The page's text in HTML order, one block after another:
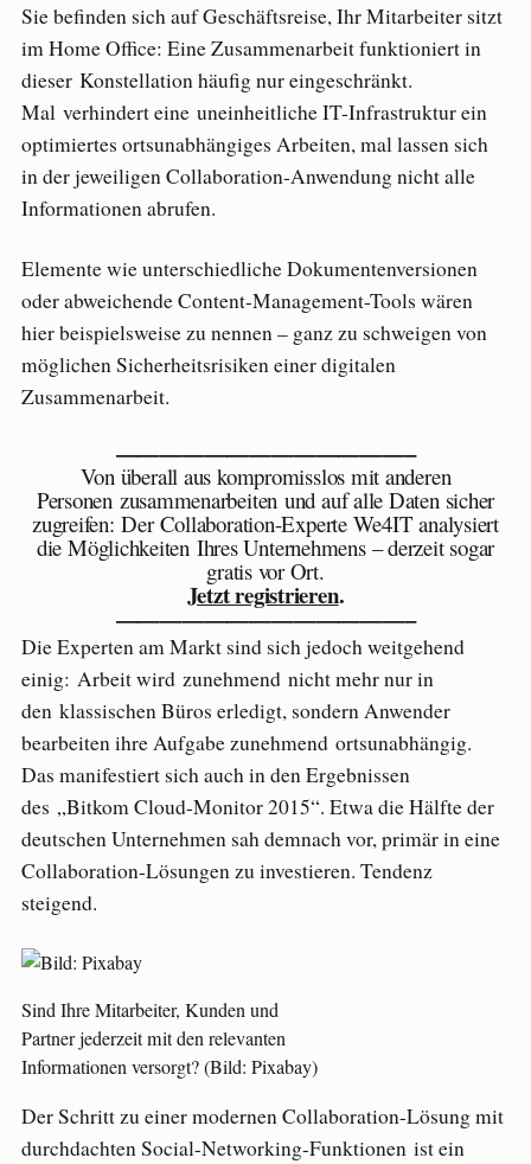
Sie befinden sich auf Geschäftsreise, Ihr Mitarbeiter sitzt
im Home Office: Eine Zusammenarbeit funktioniert in
dieser Konstellation häufig nur eingeschränkt.
Mal verhindert eine uneinheitliche IT-Infrastruktur ein
optimiertes ortsunabhängiges Arbeiten, mal lassen sich
in der jeweiligen Collaboration-Anwendung nicht alle
Informationen abrufen.
Elemente wie unterschiedliche Dokumentenversionen
oder abweichende Content-Management-Tools wären
hier beispielsweise zu nennen – ganz zu schweigen von
möglichen Sicherheitsrisiken einer digitalen
Zusammenarbeit.
—————————————–
Von überall aus kompromisslos mit anderen
Personen zusammenarbeiten und auf alle Daten sicher
zugreifen: Der Collaboration-Experte We4IT analysiert
die Möglichkeiten Ihres Unternehmens – derzeit sogar
gratis vor Ort.
Jetzt registrieren.
—————————————–
Die Experten am Markt sind sich jedoch weitgehend
einig: Arbeit wird zunehmend nicht mehr nur in
den klassischen Büros erledigt, sondern Anwender
bearbeiten ihre Aufgabe zunehmend ortsunabhängig.
Das manifestiert sich auch in den Ergebnissen
des „Bitkom Cloud-Monitor 2015“. Etwa die Hälfte der
deutschen Unternehmen sah demnach vor, primär in eine
Collaboration-Lösungen zu investieren. Tendenz
steigend.
Sind Ihre Mitarbeiter, Kunden und
Partner jederzeit mit den relevanten
Informationen versorgt? (Bild: Pixabay)
Der Schritt zu einer modernen Collaboration-Lösung mit
durchdachten Social-Networking-Funktionen ist ein